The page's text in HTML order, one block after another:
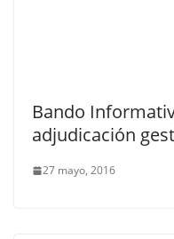
Bando
adjudicación
27 mayo, 2016